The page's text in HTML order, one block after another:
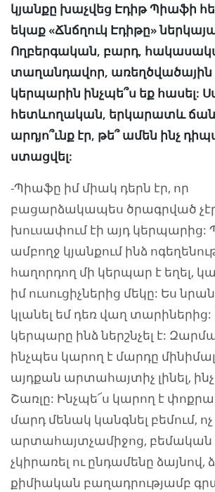
կյանքը խաչվեց Էդիթ Պիաֆի
եկաք «Ճնճղուկ Էդիթը»
Ողբերգական, բարդ,
տաղանդավոր, առեղծվածային
կերպարին ինչպե՞ս եք հասել:
հետևողական, երկարատև
արդյո՞ւնք էր, թե՞ ամեն ինչ
ստացվել:
-Պիաֆը իմ միակ դերն էր, որ
բացարձակապես ծրագրված
խուսափում էի այդ կերպարից:
ամբողջ կյանքում ինձ
հաղորդող մի կերպար է եղել,
իմ ուսուցիչներից մեկը: Ես
կլանել եմ դեռ վաղ տարիներից:
կերպարը ինձ ներշնչել է:
ինչպես կարող է մարդը
այդքան արտահայտիչ լինել,
Շառլը: Ինչպե՜ս կարող է
մարդ մենակ կանգնել բեմում,
արտահայտչամիջոց, բեմական
չկիրառել ու ընդամենը ձայնով,
քիմիական բաղադրությամբ